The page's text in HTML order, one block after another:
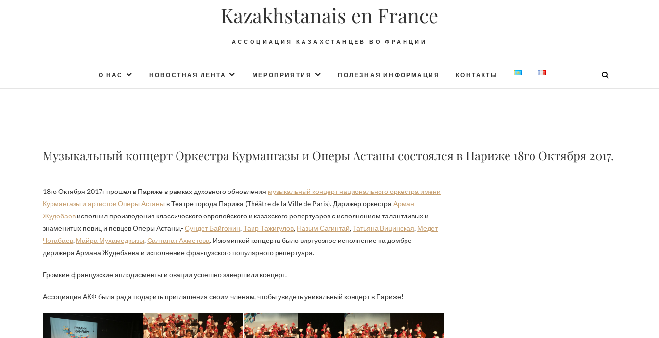
Kazakhstanais en France
АССОЦИАЦИЯ КАЗАХСТАНЦЕВ ВО ФРАНЦИИ
О НАС НОВОСТНАЯ ЛЕНТА МЕРОПРИЯТИЯ ПОЛЕЗНАЯ ИНФОРМАЦИЯ КОНТАКТЫ
Музыкальный концерт Оркестра Курмангазы и Оперы Астаны состоялся в Париже 18го Октября 2017.
18го Октября 2017г прошел в Париже в рамках духовного обновления музыкальный концерт национального оркестра имени
Курмангазы и артистов Оперы Астаны в Театре города Парижа (Théâtre de la Ville de Paris). Дирижёр оркестра Арман
Жудебаев исполнил произведения классического европейского и казахского репертуаров с исполнением талантливых и
знаменитых певиц и певцов Оперы Астаны,-Сундет Байгожин,Таир Тажигулов, Назым Сагинтай,Татьяна Вицинская, Медет
Чотабаев, Майра Мухамедкызы,Салтанат Ахметова. Изюминкой концерта было виртуозное исполнение на домбре
дирижера Армана Жудебаева и исполнение французского популярного репертуара.
Громкие французские аплодисменты и овации успешно завершили концерт.
Ассоциация АКФ была рада подарить приглашения своим членам, чтобы увидеть уникальный концерт в Париже!